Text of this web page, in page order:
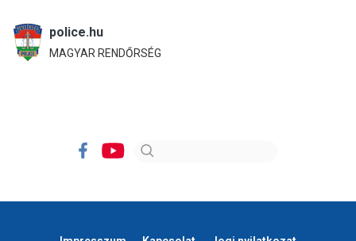
police.hu
MAGYAR RENDŐRSÉG